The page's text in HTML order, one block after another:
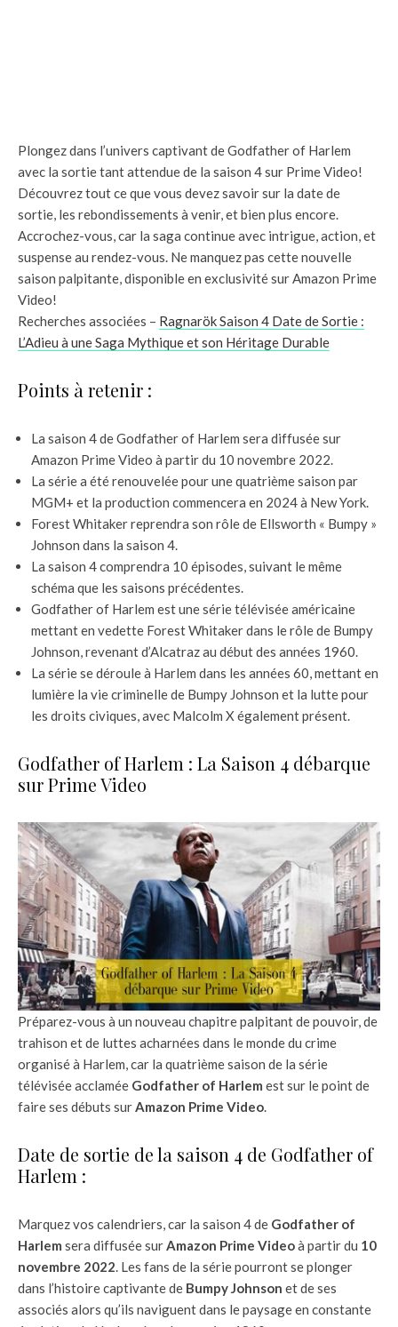
Plongez dans l’univers captivant de Godfather of Harlem
avec la sortie tant attendue de la saison 4 sur Prime Video!
Découvrez tout ce que vous devez savoir sur la date de
sortie, les rebondissements à venir, et bien plus encore.
Accrochez-vous, car la saga continue avec intrigue, action, et
suspense au rendez-vous. Ne manquez pas cette nouvelle
saison palpitante, disponible en exclusivité sur Amazon Prime
Video!
Recherches associées – Ragnarök Saison 4 Date de Sortie :
L’Adieu à une Saga Mythique et son Héritage Durable
Points à retenir :
La saison 4 de Godfather of Harlem sera diffusée sur
Amazon Prime Video à partir du 10 novembre 2022.
La série a été renouvelée pour une quatrième saison par
MGM+ et la production commencera en 2024 à New York.
Forest Whitaker reprendra son rôle de Ellsworth « Bumpy »
Johnson dans la saison 4.
La saison 4 comprendra 10 épisodes, suivant le même
schéma que les saisons précédentes.
Godfather of Harlem est une série télévisée américaine
mettant en vedette Forest Whitaker dans le rôle de Bumpy
Johnson, revenant d’Alcatraz au début des années 1960.
La série se déroule à Harlem dans les années 60, mettant en
lumière la vie criminelle de Bumpy Johnson et la lutte pour
les droits civiques, avec Malcolm X également présent.
Godfather of Harlem : La Saison 4 débarque
sur Prime Video
Préparez-vous à un nouveau chapitre palpitant de pouvoir, de
trahison et de luttes acharnées dans le monde du crime
organisé à Harlem, car la quatrième saison de la série
télévisée acclamée Godfather of Harlem est sur le point de
faire ses débuts sur Amazon Prime Video
Date de sortie de la saison 4 de Godfather of
Harlem :
Marquez vos calendriers, car la saison 4 de Godfather of
Harlem sera diffusée sur Amazon Prime Videoà partir du 10
novembre 2022 . Les fans de la série pourront se plonger
dans l’histoire captivante de Bumpy Johnson et de ses
associés alors qu’ils naviguent dans le paysage en constante